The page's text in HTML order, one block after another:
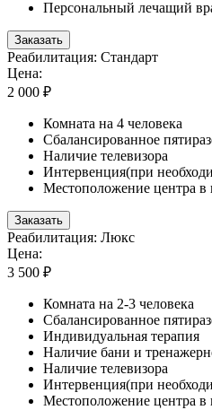
Персональный лечащий
Заказать
Реабилитация: Стандарт
Цена:
2 000 ₽
Комната на 4 человека
Сбалансированное
Наличие телевизора
Интервенция(при
Местоположение центра в
Заказать
Реабилитация: Люкс
Цена:
3 500 ₽
Комната на 2-3 человека
Сбалансированное
Индивидуальная терапия
Наличие бани и
Наличие телевизора
Интервенция(при
Местоположение центра в